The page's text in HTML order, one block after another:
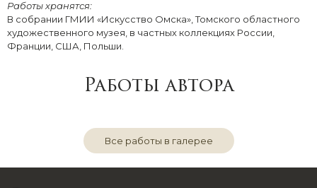
Работы хранятся:
В собрании ГМИИ «Искусство Омска», Томского областного
художественного музея, в частных коллекциях России,
Франции, США, Польши.
Работы автора
Все работы в галерее